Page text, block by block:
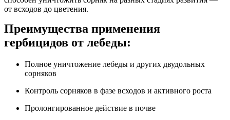
от всходов до цветения.
Преимущества применения
гербицидов от лебеды:
Полное уничтожение лебеды и других двудольных
сорняков
Контроль сорняков в фазе всходов и активного роста
Пролонгированное действие в почве